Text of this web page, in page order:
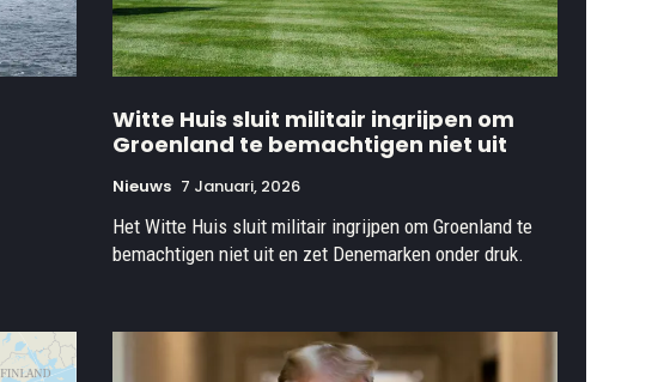
Witte Huis sluit militair ingrijpen om
Groenland te bemachtigen niet uit
Nieuws 7 Januari, 2026
Het Witte Huis sluit militair ingrijpen om Groenland te
bemachtigen niet uit en zet Denemarken onder druk.